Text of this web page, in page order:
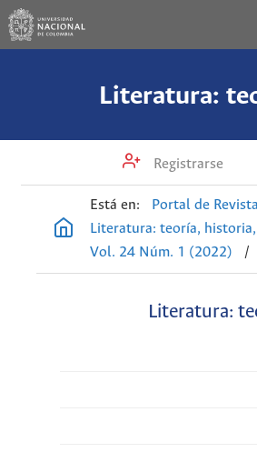
Literatura:
Registrarse
Está en: Portal de
Literatura: teoría,
Vol. 24 Núm. 1 (2022)
/
Literatura: